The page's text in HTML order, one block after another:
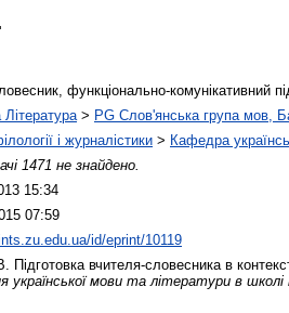
функціонально-комунікативний
> PG Слов'янська група мов,
і журналістики > Кафедра
1471 не знайдено.
15:34
07:59
id/eprint/10119
Підготовка вчителя-словесника в
української мови та літератури в